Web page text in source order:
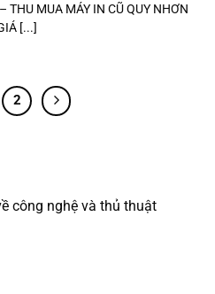
công nghệ và thủ thuật
THU MUA MÁY IN CŨ QUY NHƠN
[...]
2